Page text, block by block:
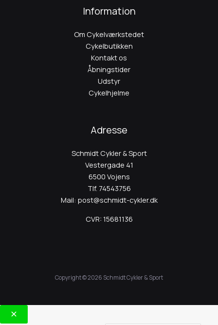
Information
Om Cykelværkstedet
Cykelbutikken
Kontakt os
Åbningstider
Udstyr
Cykelhjelme
Adresse
Schmidt Cykler & Sport
Vestergade 41
6500 Vojens
Tlf. 74543756
Mail: post@schmidt-cykler.dk
CVR: 15681136
Copyright © 2026 Schmidt Cykler & Sport